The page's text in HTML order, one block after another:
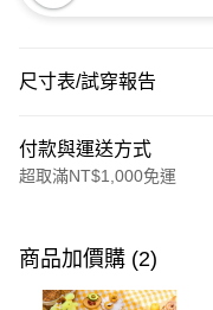
尺寸表/試穿報告
付款與運送方式
超取滿NT$1,000免運
信用卡一次付款
購物金
商品加價購 (2)